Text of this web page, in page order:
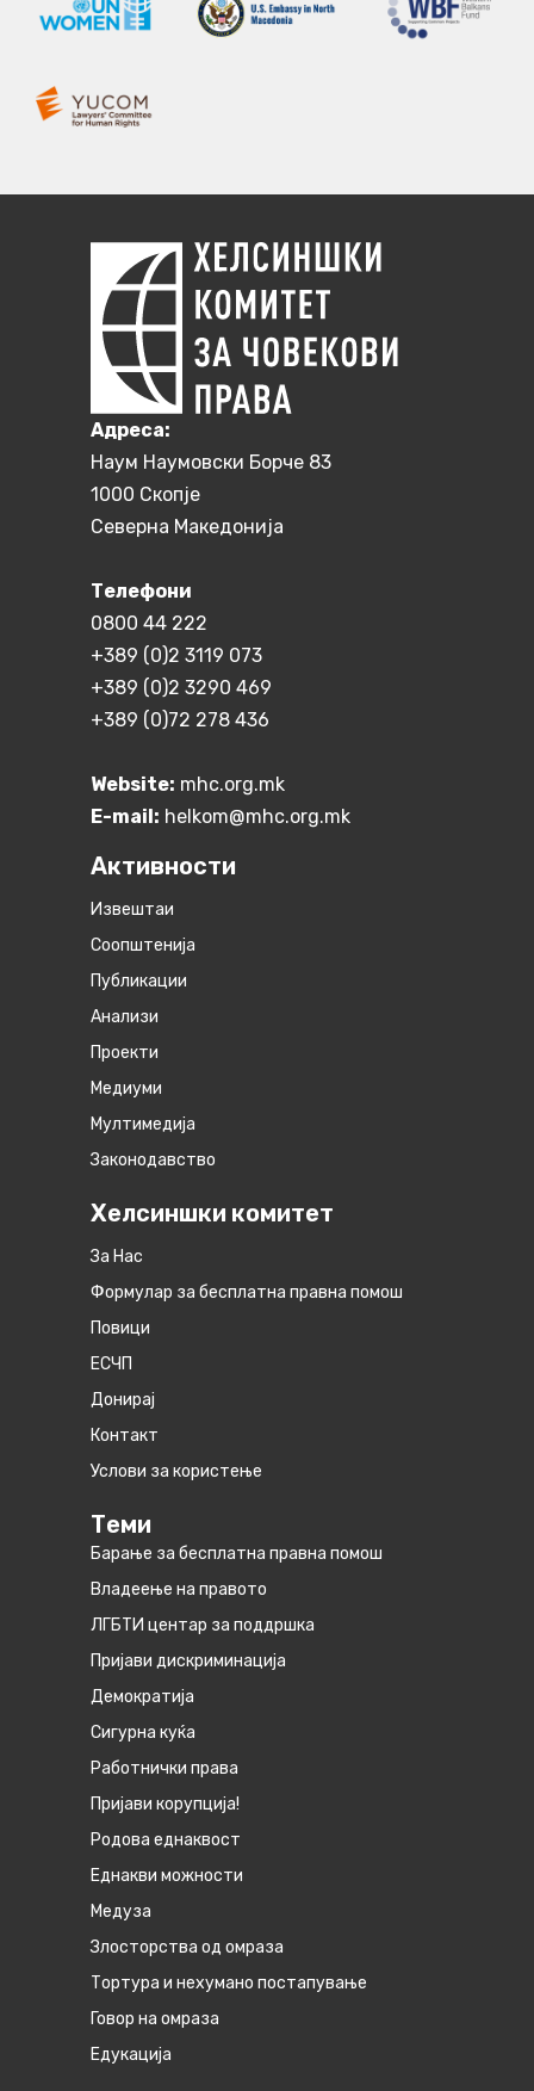
Aдреса:
Наум Наумовски Борче 83
1000 Скопје
Северна Македонија
Телефони
0800 44 222
+389 (0)2 3119 073
+389 (0)2 3290 469
+389 (0)72 278 436
Website: mhc.org.mk
E-mail: helkom@mhc.org.mk
Активности
Извештаи
Соопштенија
Публикации
Анализи
Проекти
Медиуми
Мултимедија
Законодавство
Хелсиншки комитет
За Нас
Формулар за бесплатна правна помош
Повици
ЕСЧП
Донирај
Контакт
Услови за користење
Теми
Барање за бесплатна правна помош
Владеење на правото
ЛГБТИ центар за поддршка
Пријави дискриминација
Демократија
Сигурна куќа
Работнички права
Пријави корупција!
Родова еднаквост
Eднакви можности
Медуза
Злосторства од омраза
Тортура и нехумано постапување
Говор на омраза
Едукација